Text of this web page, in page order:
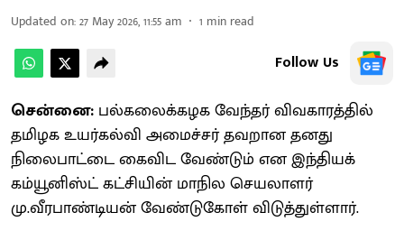
Updated on:27 May 2026, 11:55 am 1 min read
Follow Us
சென்னை: பல்கலைக்கழக வேந்தர் விவகாரத்தில்
தமிழக உயர்கல்வி அமைச்சர் தவறான தனது
நிலைபாட்டை கைவிட வேண்டும் என இந்தியக்
கம்யூனிஸ்ட் கட்சியின் மாநில செயலாளர்
மு.வீரபாண்டியன் வேண்டுகோள் விடுத்துள்ளார்.